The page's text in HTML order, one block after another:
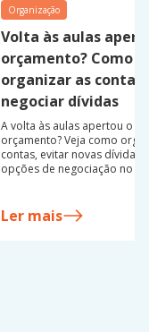
Organização
Volta às aulas
orçamento? Como
organizar as contas
negociar dívidas
A volta às aulas apertou o
orçamento? Veja como
contas, evitar novas dívidas
opções de negociação no
Ler mais